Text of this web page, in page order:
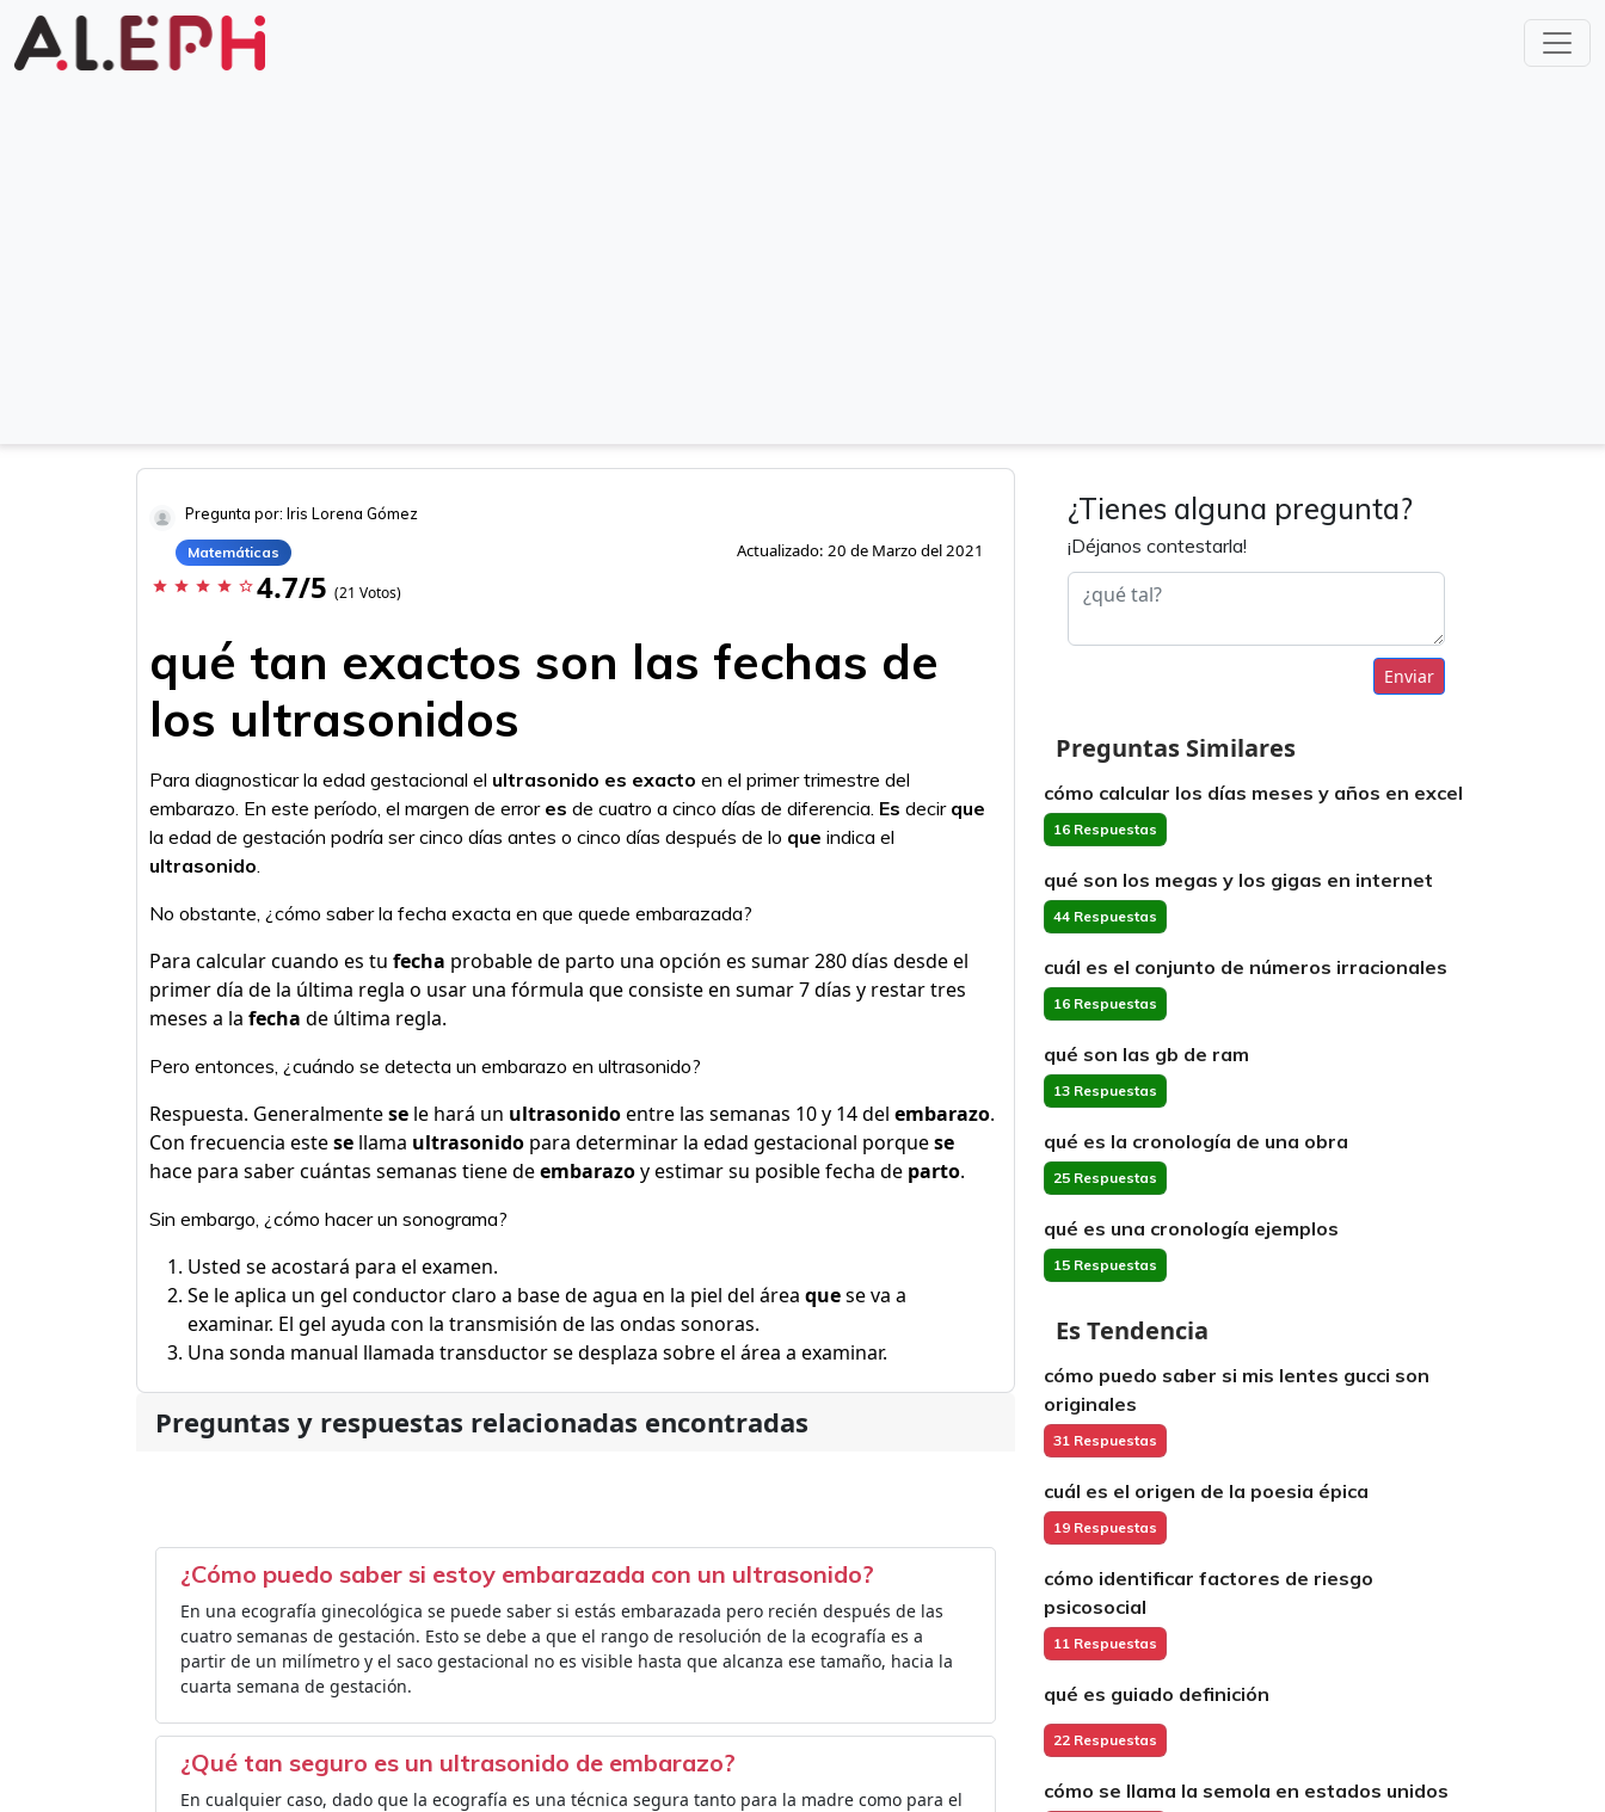
Pregunta por: Iris Lorena Gómez
Matemáticas Actualizado: 20 de Marzo del 2021
star star star star star_border 4.7/5 (21 Votos)
qué tan exactos son las fechas de
los ultrasonidos
Para diagnosticar la edad gestacional el ultrasonido es exacto en el primer trimestre del
embarazo. En este período, el margen de error es de cuatro a cinco días de diferencia. Es decir que
la edad de gestación podría ser cinco días antes o cinco días después de lo que indica el
ultrasonido.
No obstante, ¿cómo saber la fecha exacta en que quede embarazada?
Para calcular cuando es tu fecha probable de parto una opción es sumar 280 días desde el
primer día de la última regla o usar una fórmula que consiste en sumar 7 días y restar tres
meses a la fecha de última regla.
Pero entonces, ¿cuándo se detecta un embarazo en ultrasonido?
Respuesta. Generalmentese le hará un ultrasonidoentre las semanas 10 y 14 del embarazo.
Con frecuencia estese llama ultrasonido para determinar la edad gestacional porquese
hace para saber cuántas semanas tiene deembarazoy estimar su posible fecha de parto.
Sin embargo, ¿cómo hacer un sonograma?
Usted se acostará para el examen.
Se le aplica un gel conductor claro a base de agua en la piel del área quese va a
examinar. El gel ayuda con la transmisión de las ondas sonoras.
Una sonda manual llamada transductor se desplaza sobre el área a examinar.
Preguntas y respuestas relacionadas encontradas
¿Cómo puedo saber si estoy embarazada con un ultrasonido?
En una ecografía ginecológica se puede saber si estás embarazada pero recién después de las
cuatro semanas de gestación. Esto se debe a que el rango de resolución de la ecografía es a
partir de un milímetro y el saco gestacional no es visible hasta que alcanza ese tamaño, hacia la
cuarta semana de gestación.
¿Qué tan seguro es un ultrasonido de embarazo?
En cualquier caso, dado que la ecografía es una técnica segura tanto para la madre como para el
¿Tienes alguna pregunta?
¡Déjanos contestarla!
Enviar
Preguntas Similares
cómo calcular los días meses y años en excel
16 Respuestas
qué son los megas y los gigas en internet
44 Respuestas
cuál es el conjunto de números irracionales
16 Respuestas
qué son las gb de ram
13 Respuestas
qué es la cronología de una obra
25 Respuestas
qué es una cronología ejemplos
15 Respuestas
Es Tendencia
cómo puedo saber si mis lentes gucci son
originales
31 Respuestas
cuál es el origen de la poesia épica
19 Respuestas
cómo identificar factores de riesgo
psicosocial
11 Respuestas
qué es guiado definición
22 Respuestas
cómo se llama la semola en estados unidos